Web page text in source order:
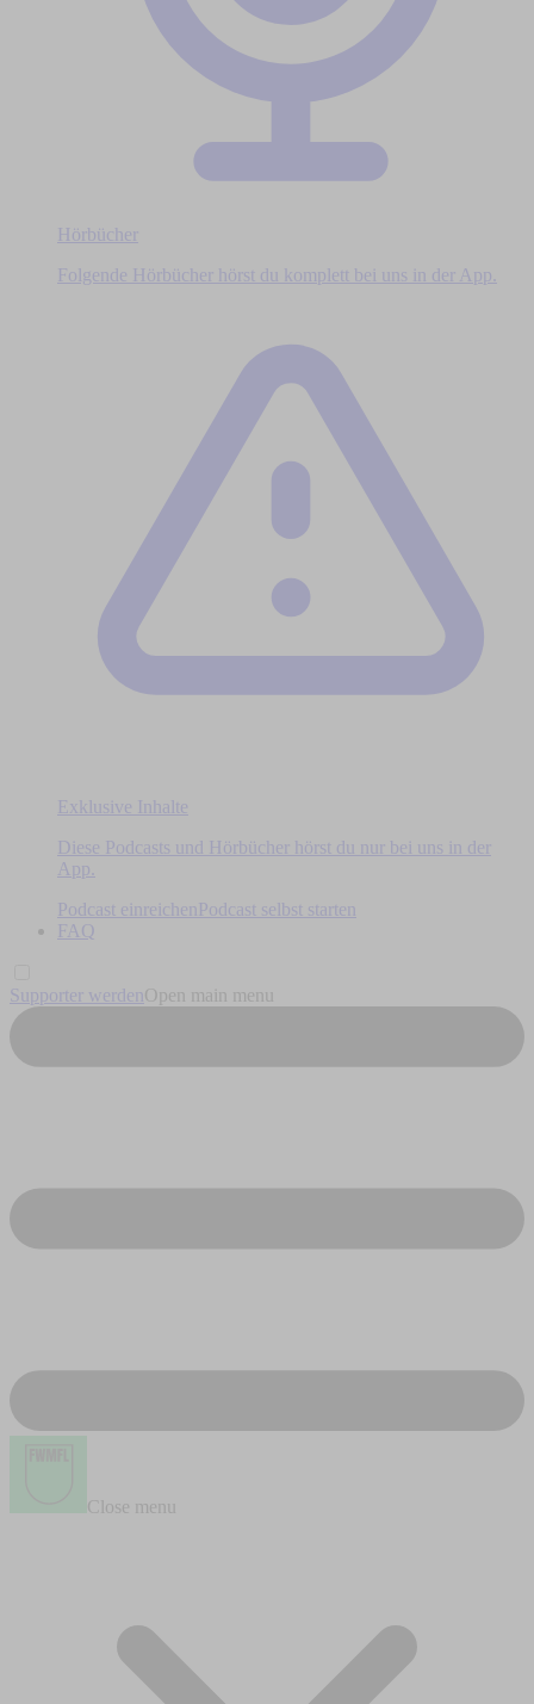
Hörbücher
Folgende Hörbücher hörst du komplett bei uns in der App.
Exklusive Inhalte
Diese Podcasts und Hörbücher hörst du nur bei uns in der
App.
Podcast einreichen
Podcast selbst starten
FAQ
Supporter werden Open main menu
Close menu